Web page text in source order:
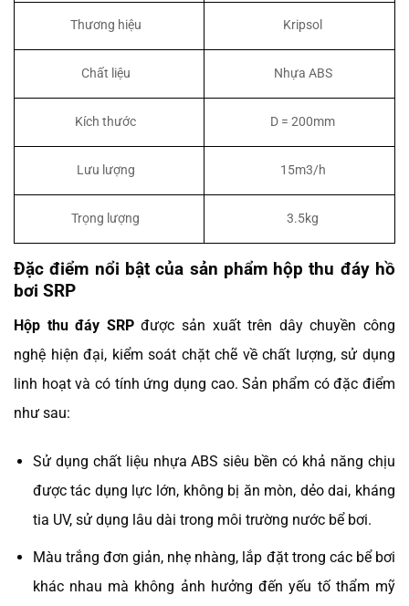
Thương hiệu Kripsol
Chất liệu Nhựa ABS
Kích thước D = 200mm
Lưu lượng 15m3/h
Trọng lượng 3.5kg
Đặc điểm nổi bật của sản phẩm hộp thu đáy hồ
bơi SRP
Hộp thu đáy SRPđược sản xuất trên dây chuyền công
nghệ hiện đại, kiểm soát chặt chẽ về chất lượng, sử dụng
linh hoạt và có tính ứng dụng cao. Sản phẩm có đặc điểm
như sau:
Sử dụng chất liệu nhựa ABS siêu bền có khả năng chịu
được tác dụng lực lớn, không bị ăn mòn, dẻo dai, kháng
tia UV, sử dụng lâu dài trong môi trường nước bể bơi.
Màu trắng đơn giản, nhẹ nhàng, lắp đặt trong các bể bơi
khác nhau mà không ảnh hưởng đến yếu tố thẩm mỹ